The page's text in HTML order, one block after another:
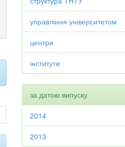
управління університетом
центри
інститути
за датою випуску
2014
2013